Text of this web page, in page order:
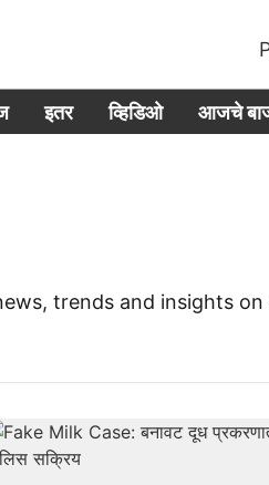
इतर व्हिडिओ आजचे
trends and insights